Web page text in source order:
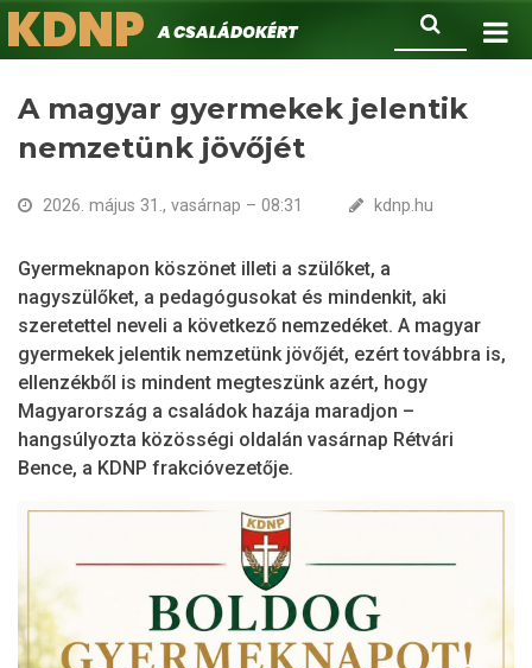
Ugrás
a
Keresés
KDNPA családokért.
A magyar gyermekek jelentik
nemzetünk jövőjét
2026. május 31., vasárnap – 08:31 kdnp.hu
Gyermeknapon köszönet illeti a szülőket, a
nagyszülőket, a pedagógusokat és mindenkit, aki
szeretettel neveli a következő nemzedéket. A magyar
gyermekek jelentik nemzetünk jövőjét, ezért továbbra is,
ellenzékből is mindent megteszünk azért, hogy
Magyarország a családok hazája maradjon –
hangsúlyozta közösségi oldalán vasárnap Rétvári
Bence, a KDNP frakcióvezetője.